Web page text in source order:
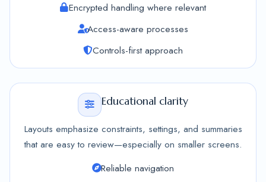
Encrypted handling where relevant
Access-aware processes
Controls-first approach
Educational clarity
Layouts emphasize constraints, settings, and summaries
that are easy to review—especially on smaller screens.
Reliable navigation